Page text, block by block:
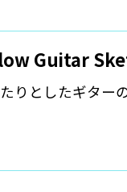
Guitar
りとしたギター